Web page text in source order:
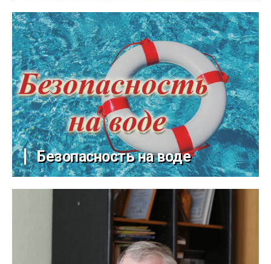
Безопасность на воде